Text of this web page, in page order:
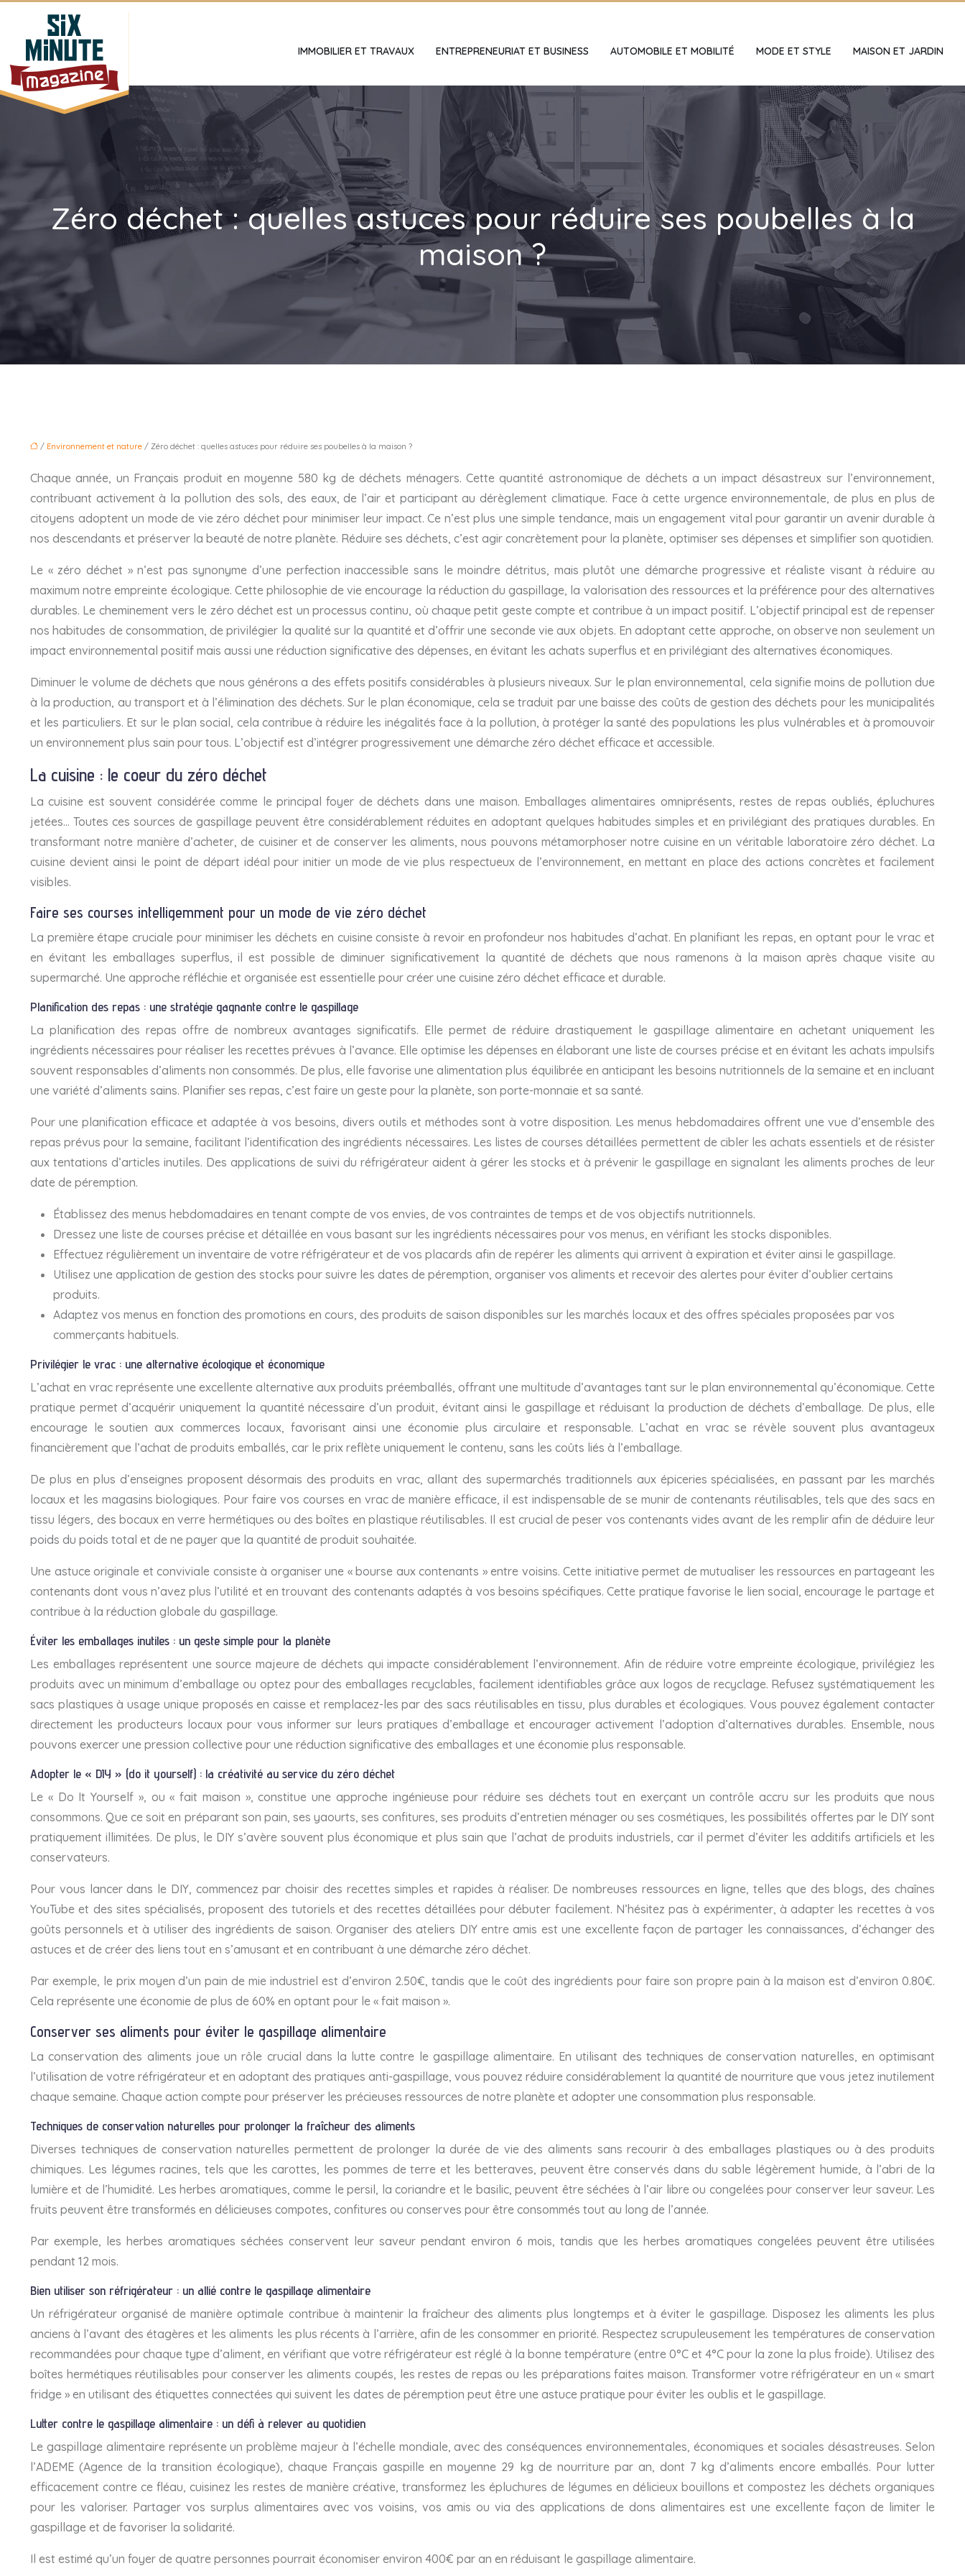
IMMOBILIER ET TRAVAUX ENTREPRENEURIAT ET BUSINESS AUTOMOBILE ET MOBILITÉ MODE ET STYLE MAISON ET JARDIN
Zéro déchet : quelles astuces pour réduire ses poubelles à la
maison ?
/ Environnement et nature / Zéro déchet : quelles astuces pour réduire ses poubelles à la maison ?
Chaque année, un Français produit en moyenne 580 kg de déchets ménagers. Cette quantité astronomique de déchets a un impact désastreux sur l’environnement,
contribuant activement à la pollution des sols, des eaux, de l’air et participant au dérèglement climatique. Face à cette urgence environnementale, de plus en plus de
citoyens adoptent un mode de vie zéro déchet pour minimiser leur impact. Ce n’est plus une simple tendance, mais un engagement vital pour garantir un avenir durable à
nos descendants et préserver la beauté de notre planète. Réduire ses déchets, c’est agir concrètement pour la planète, optimiser ses dépenses et simplifier son quotidien.
Le « zéro déchet » n’est pas synonyme d’une perfection inaccessible sans le moindre détritus, mais plutôt une démarche progressive et réaliste visant à réduire au
maximum notre empreinte écologique. Cette philosophie de vie encourage la réduction du gaspillage, la valorisation des ressources et la préférence pour des alternatives
durables. Le cheminement vers le zéro déchet est un processus continu, où chaque petit geste compte et contribue à un impact positif. L’objectif principal est de repenser
nos habitudes de consommation, de privilégier la qualité sur la quantité et d’offrir une seconde vie aux objets. En adoptant cette approche, on observe non seulement un
impact environnemental positif mais aussi une réduction significative des dépenses, en évitant les achats superflus et en privilégiant des alternatives économiques.
Diminuer le volume de déchets que nous générons a des effets positifs considérables à plusieurs niveaux. Sur le plan environnemental, cela signifie moins de pollution due
à la production, au transport et à l’élimination des déchets. Sur le plan économique, cela se traduit par une baisse des coûts de gestion des déchets pour les municipalités
et les particuliers. Et sur le plan social, cela contribue à réduire les inégalités face à la pollution, à protéger la santé des populations les plus vulnérables et à promouvoir
un environnement plus sain pour tous. L’objectif est d’intégrer progressivement une démarche zéro déchet efficace et accessible.
La cuisine : le coeur du zéro déchet
La cuisine est souvent considérée comme le principal foyer de déchets dans une maison. Emballages alimentaires omniprésents, restes de repas oubliés, épluchures
jetées… Toutes ces sources de gaspillage peuvent être considérablement réduites en adoptant quelques habitudes simples et en privilégiant des pratiques durables. En
transformant notre manière d’acheter, de cuisiner et de conserver les aliments, nous pouvons métamorphoser notre cuisine en un véritable laboratoire zéro déchet. La
cuisine devient ainsi le point de départ idéal pour initier un mode de vie plus respectueux de l’environnement, en mettant en place des actions concrètes et facilement
visibles.
Faire ses courses intelligemment pour un mode de vie zéro déchet
La première étape cruciale pour minimiser les déchets en cuisine consiste à revoir en profondeur nos habitudes d’achat. En planifiant les repas, en optant pour le vrac et
en évitant les emballages superflus, il est possible de diminuer significativement la quantité de déchets que nous ramenons à la maison après chaque visite au
supermarché. Une approche réfléchie et organisée est essentielle pour créer une cuisine zéro déchet efficace et durable.
Planification des repas : une stratégie gagnante contre le gaspillage
La planification des repas offre de nombreux avantages significatifs. Elle permet de réduire drastiquement le gaspillage alimentaire en achetant uniquement les
ingrédients nécessaires pour réaliser les recettes prévues à l’avance. Elle optimise les dépenses en élaborant une liste de courses précise et en évitant les achats impulsifs
souvent responsables d’aliments non consommés. De plus, elle favorise une alimentation plus équilibrée en anticipant les besoins nutritionnels de la semaine et en incluant
une variété d’aliments sains. Planifier ses repas, c’est faire un geste pour la planète, son porte-monnaie et sa santé.
Pour une planification efficace et adaptée à vos besoins, divers outils et méthodes sont à votre disposition. Les menus hebdomadaires offrent une vue d’ensemble des
repas prévus pour la semaine, facilitant l’identification des ingrédients nécessaires. Les listes de courses détaillées permettent de cibler les achats essentiels et de résister
aux tentations d’articles inutiles. Des applications de suivi du réfrigérateur aident à gérer les stocks et à prévenir le gaspillage en signalant les aliments proches de leur
date de péremption.
Établissez des menus hebdomadaires en tenant compte de vos envies, de vos contraintes de temps et de vos objectifs nutritionnels.
Dressez une liste de courses précise et détaillée en vous basant sur les ingrédients nécessaires pour vos menus, en vérifiant les stocks disponibles.
Effectuez régulièrement un inventaire de votre réfrigérateur et de vos placards afin de repérer les aliments qui arrivent à expiration et éviter ainsi le gaspillage.
Utilisez une application de gestion des stocks pour suivre les dates de péremption, organiser vos aliments et recevoir des alertes pour éviter d’oublier certains
produits.
Adaptez vos menus en fonction des promotions en cours, des produits de saison disponibles sur les marchés locaux et des offres spéciales proposées par vos
commerçants habituels.
Privilégier le vrac : une alternative écologique et économique
L’achat en vrac représente une excellente alternative aux produits préemballés, offrant une multitude d’avantages tant sur le plan environnemental qu’économique. Cette
pratique permet d’acquérir uniquement la quantité nécessaire d’un produit, évitant ainsi le gaspillage et réduisant la production de déchets d’emballage. De plus, elle
encourage le soutien aux commerces locaux, favorisant ainsi une économie plus circulaire et responsable. L’achat en vrac se révèle souvent plus avantageux
financièrement que l’achat de produits emballés, car le prix reflète uniquement le contenu, sans les coûts liés à l’emballage.
De plus en plus d’enseignes proposent désormais des produits en vrac, allant des supermarchés traditionnels aux épiceries spécialisées, en passant par les marchés
locaux et les magasins biologiques. Pour faire vos courses en vrac de manière efficace, il est indispensable de se munir de contenants réutilisables, tels que des sacs en
tissu légers, des bocaux en verre hermétiques ou des boîtes en plastique réutilisables. Il est crucial de peser vos contenants vides avant de les remplir afin de déduire leur
poids du poids total et de ne payer que la quantité de produit souhaitée.
Une astuce originale et conviviale consiste à organiser une « bourse aux contenants » entre voisins. Cette initiative permet de mutualiser les ressources en partageant les
contenants dont vous n’avez plus l’utilité et en trouvant des contenants adaptés à vos besoins spécifiques. Cette pratique favorise le lien social, encourage le partage et
contribue à la réduction globale du gaspillage.
Éviter les emballages inutiles : un geste simple pour la planète
Les emballages représentent une source majeure de déchets qui impacte considérablement l’environnement. Afin de réduire votre empreinte écologique, privilégiez les
produits avec un minimum d’emballage ou optez pour des emballages recyclables, facilement identifiables grâce aux logos de recyclage. Refusez systématiquement les
sacs plastiques à usage unique proposés en caisse et remplacez-les par des sacs réutilisables en tissu, plus durables et écologiques. Vous pouvez également contacter
directement les producteurs locaux pour vous informer sur leurs pratiques d’emballage et encourager activement l’adoption d’alternatives durables. Ensemble, nous
pouvons exercer une pression collective pour une réduction significative des emballages et une économie plus responsable.
Adopter le « DIY » (do it yourself) : la créativité au service du zéro déchet
Le « Do It Yourself », ou « fait maison », constitue une approche ingénieuse pour réduire ses déchets tout en exerçant un contrôle accru sur les produits que nous
consommons. Que ce soit en préparant son pain, ses yaourts, ses confitures, ses produits d’entretien ménager ou ses cosmétiques, les possibilités offertes par le DIY sont
pratiquement illimitées. De plus, le DIY s’avère souvent plus économique et plus sain que l’achat de produits industriels, car il permet d’éviter les additifs artificiels et les
conservateurs.
Pour vous lancer dans le DIY, commencez par choisir des recettes simples et rapides à réaliser. De nombreuses ressources en ligne, telles que des blogs, des chaînes
YouTube et des sites spécialisés, proposent des tutoriels et des recettes détaillées pour débuter facilement. N’hésitez pas à expérimenter, à adapter les recettes à vos
goûts personnels et à utiliser des ingrédients de saison. Organiser des ateliers DIY entre amis est une excellente façon de partager les connaissances, d’échanger des
astuces et de créer des liens tout en s’amusant et en contribuant à une démarche zéro déchet.
Par exemple, le prix moyen d’un pain de mie industriel est d’environ 2.50€, tandis que le coût des ingrédients pour faire son propre pain à la maison est d’environ 0.80€.
Cela représente une économie de plus de 60% en optant pour le « fait maison ».
Conserver ses aliments pour éviter le gaspillage alimentaire
La conservation des aliments joue un rôle crucial dans la lutte contre le gaspillage alimentaire. En utilisant des techniques de conservation naturelles, en optimisant
l’utilisation de votre réfrigérateur et en adoptant des pratiques anti-gaspillage, vous pouvez réduire considérablement la quantité de nourriture que vous jetez inutilement
chaque semaine. Chaque action compte pour préserver les précieuses ressources de notre planète et adopter une consommation plus responsable.
Techniques de conservation naturelles pour prolonger la fraîcheur des aliments
Diverses techniques de conservation naturelles permettent de prolonger la durée de vie des aliments sans recourir à des emballages plastiques ou à des produits
chimiques. Les légumes racines, tels que les carottes, les pommes de terre et les betteraves, peuvent être conservés dans du sable légèrement humide, à l’abri de la
lumière et de l’humidité. Les herbes aromatiques, comme le persil, la coriandre et le basilic, peuvent être séchées à l’air libre ou congelées pour conserver leur saveur. Les
fruits peuvent être transformés en délicieuses compotes, confitures ou conserves pour être consommés tout au long de l’année.
Par exemple, les herbes aromatiques séchées conservent leur saveur pendant environ 6 mois, tandis que les herbes aromatiques congelées peuvent être utilisées
pendant 12 mois.
Bien utiliser son réfrigérateur : un allié contre le gaspillage alimentaire
Un réfrigérateur organisé de manière optimale contribue à maintenir la fraîcheur des aliments plus longtemps et à éviter le gaspillage. Disposez les aliments les plus
anciens à l’avant des étagères et les aliments les plus récents à l’arrière, afin de les consommer en priorité. Respectez scrupuleusement les températures de conservation
recommandées pour chaque type d’aliment, en vérifiant que votre réfrigérateur est réglé à la bonne température (entre 0°C et 4°C pour la zone la plus froide). Utilisez des
boîtes hermétiques réutilisables pour conserver les aliments coupés, les restes de repas ou les préparations faites maison. Transformer votre réfrigérateur en un « smart
fridge » en utilisant des étiquettes connectées qui suivent les dates de péremption peut être une astuce pratique pour éviter les oublis et le gaspillage.
Lutter contre le gaspillage alimentaire : un défi à relever au quotidien
Le gaspillage alimentaire représente un problème majeur à l’échelle mondiale, avec des conséquences environnementales, économiques et sociales désastreuses. Selon
l’ADEME (Agence de la transition écologique), chaque Français gaspille en moyenne 29 kg de nourriture par an, dont 7 kg d’aliments encore emballés. Pour lutter
efficacement contre ce fléau, cuisinez les restes de manière créative, transformez les épluchures de légumes en délicieux bouillons et compostez les déchets organiques
pour les valoriser. Partager vos surplus alimentaires avec vos voisins, vos amis ou via des applications de dons alimentaires est une excellente façon de limiter le
gaspillage et de favoriser la solidarité.
Il est estimé qu’un foyer de quatre personnes pourrait économiser environ 400€ par an en réduisant le gaspillage alimentaire.